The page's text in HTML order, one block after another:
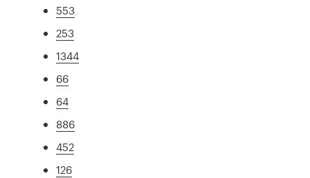
553
253
1344
66
64
886
452
126